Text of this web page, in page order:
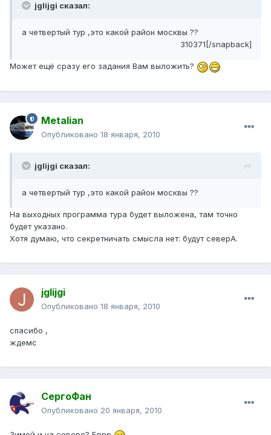
jglijgi сказал:
а четвертый тур ,это какой район москвы ??
310371[/snapback]
Может ещё сразу его задания Вам выложить?
Metalian
Опубликовано 18 января, 2010
jglijgi сказал:
а четвертый тур ,это какой район москвы ??
На выходных программа тура будет выложена, там точно
будет указано.
Хотя думаю, что секретничать смысла нет: будут северА.
jglijgi
Опубликовано 18 января, 2010
спасибо ,
ждемс
СергоФан
Опубликовано 20 января, 2010